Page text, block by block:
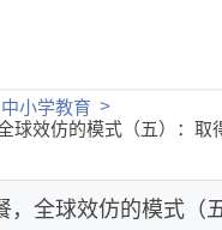
中小学教育 >
球效仿的模式（五）：取
，全球效仿的模式（